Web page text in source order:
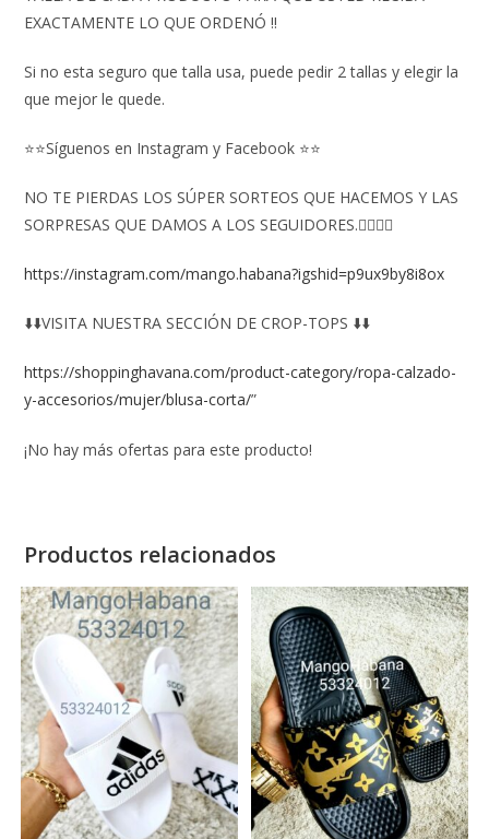
EXACTAMENTE LO QUE ORDENÓ ‼️
Si no esta seguro que talla usa, puede pedir 2 tallas y elegir la
que mejor le quede.
⭐⭐Síguenos en Instagram y Facebook ⭐⭐
NO TE PIERDAS LOS SÚPER SORTEOS QUE HACEMOS Y LAS
SORPRESAS QUE DAMOS A LOS SEGUIDORES.👇🏻👇🏻
https://instagram.com/mango.habana?igshid=p9ux9by8i8ox
⬇️⬇️VISITA NUESTRA SECCIÓN DE CROP-TOPS ⬇️⬇️
https://shoppinghavana.com/product-category/ropa-calzado-
y-accesorios/mujer/blusa-corta/”
¡No hay más ofertas para este producto!
Productos relacionados